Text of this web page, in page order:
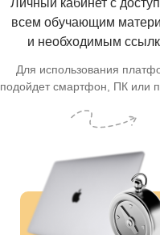
Личный кабинет с
всем обучающим
и необходимым
Для использования
подойдет смартфон, ПК или